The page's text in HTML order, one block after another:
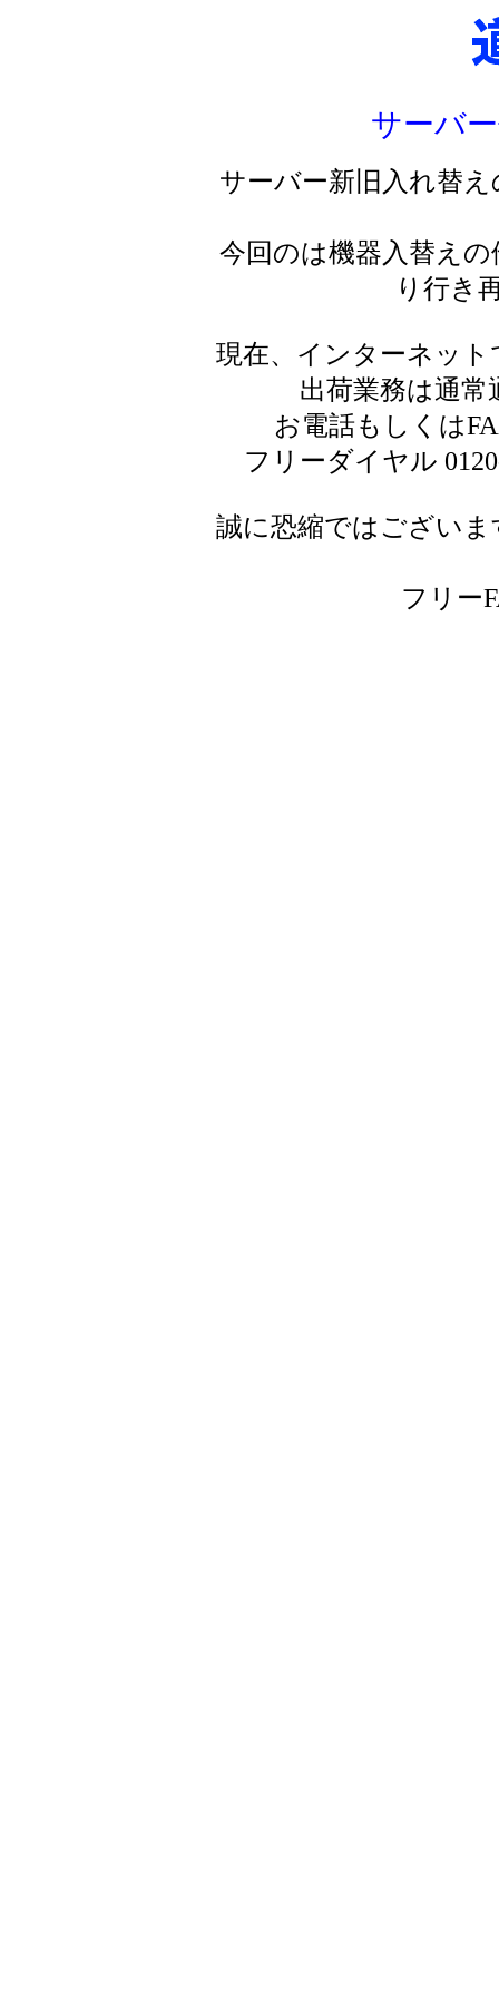
サーバ
サーバー新旧入れ替
今回のは機器入替え
り行き
現在、インターネッ
出荷業務は通
お電話もしくは
フリーダイヤル
誠に恐縮ではござい
フリー